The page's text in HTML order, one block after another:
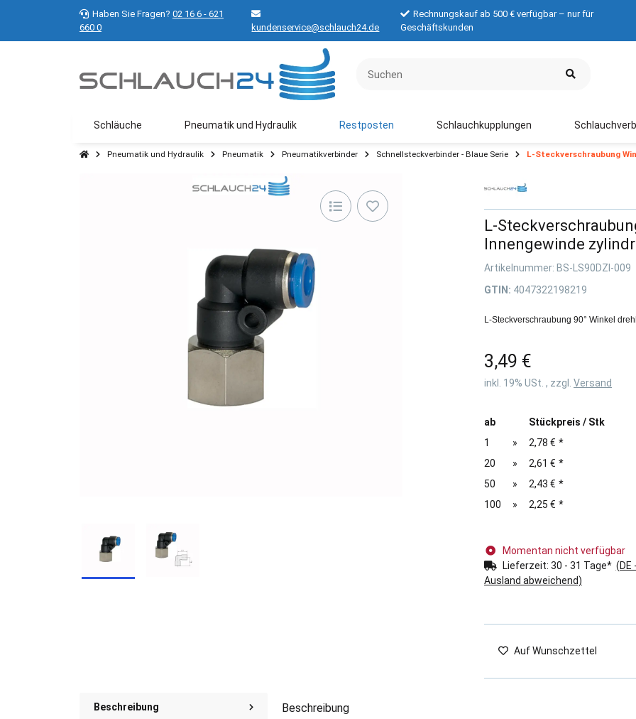
Haben Sie Fragen? 02 16 6 - 621
660 0
kundenservice@schlauch24.de
Rechnungskauf ab 500 € verfügbar – nur für
Geschäftskunden
Schläuche Pneumatik und Hydraulik Restposten Schlauchkupplungen
Pneumatik und Hydraulik Pneumatik Pneumatikverbinder Schnellsteckverbinder - Blaue Serie L-Steckverschraubung
L-
Innengewinde
Artikelnummer: BS-LS90DZI-009
GTIN: 4047322198219
L-Steckverschraubung 90° Winkel
3,49 €
inkl. 19% USt. , zzgl. Versand
ab
Stückpreis / Stk
1
» 2,78 € *
20
» 2,61 € *
50
» 2,43 € *
100
» 2,25 € *
Momentan nicht verfügbar
Lieferzeit: 30 - 31 Tage* (DE -
Ausland abweichend)
Auf Wunschzettel
Beschreibung Beschreibung